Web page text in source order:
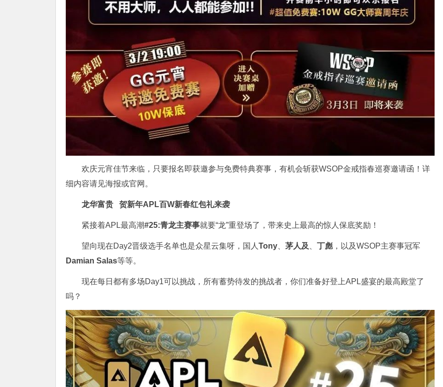
欢庆元宵佳节来临，只要报名即获邀参与免费特典赛事，有机会斩获WSOP金戒指春巡赛邀请函！详
细内容请见海报或官网。
龙华富贵 贺新年APL百W新春红包礼来袭
紧接着APL最高潮#25:青龙主赛事就要“龙”重登场了，带来史上最高的惊人保底奖励！
望向现在Day2晋级选手名单也是众星云集呀，国人 Tony 茅人及 丁彪 ，以及WSOP主赛事冠军
Damian Salas等等。
现在每日都有多场Day1可以挑战，所有蓄势待发的挑战者，你们准备好登上APL盛宴的最高殿堂了
吗？